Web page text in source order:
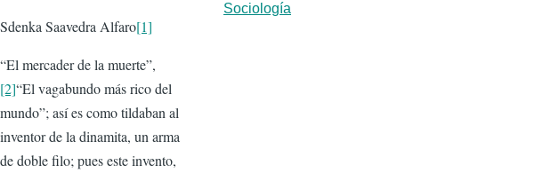
Sdenka Saavedra Alfaro[1]
“El mercader de la muerte”,
[2]“El vagabundo más rico del
mundo”; así es como tildaban al
inventor de la dinamita, un arma
de doble filo; pues este invento,
Sociología